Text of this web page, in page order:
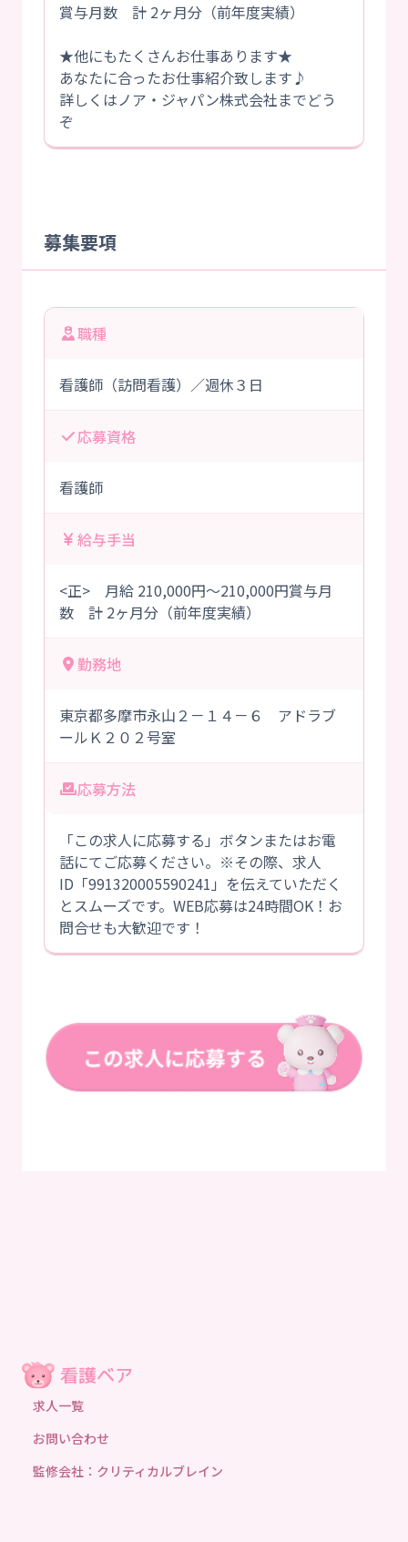
賞与月数 計 2ヶ月分（前年度実績）
★他にもたくさんお仕事あります★
あなたに合ったお仕事紹介致します♪
詳しくはノア・ジャパン株式会社までどう
ぞ
募集要項
職種
看護師（訪問看護）／週休３日
応募資格
看護師
給与手当
<正> 月給 210,000円～210,000円賞与月
数 計 2ヶ月分（前年度実績）
勤務地
東京都多摩市永山２－１４－６ アドラブ
ールＫ２０２号室
応募方法
「この求人に応募する」ボタンまたはお電
話にてご応募ください。※その際、求人
ID「991320005590241」を伝えていただく
とスムーズです。WEB応募は24時間OK！お
問合せも大歓迎です！
求人一覧
お問い合わせ
監修会社：クリティカルブレイン